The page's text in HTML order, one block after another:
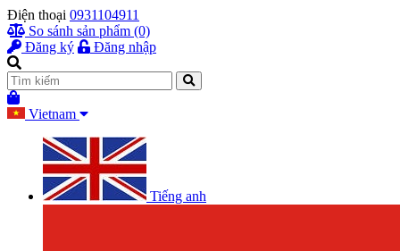
Điện thoại 0931104911
So sánh sản phẩm (0)
Đăng ký
Đăng nhập
Vietnam
Tiếng anh